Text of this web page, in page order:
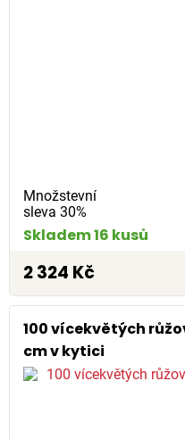
Množstevní
sleva 30%
Skladem 16 kusů
2 324 Kč
100 vícekvětých
cm v kytici